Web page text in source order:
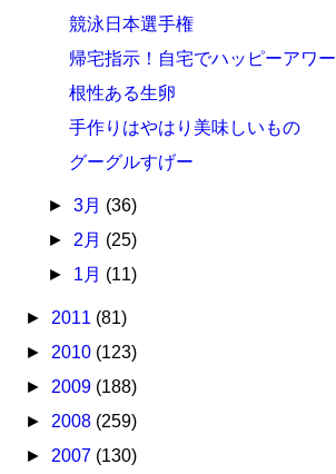
競泳日本選手権
帰宅指示！自宅でハッピーアワー
根性ある生卵
手作りはやはり美味しいもの
グーグルすげー
► 3月 (36)
► 2月 (25)
► 1月 (11)
► 2011 (81)
► 2010 (123)
► 2009 (188)
► 2008 (259)
► 2007 (130)